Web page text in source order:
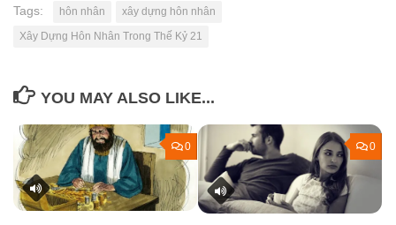
Tags: hôn nhân
xây dựng hôn nhân
Xây Dựng Hôn Nhân Trong Thế Kỷ 21
YOU MAY ALSO LIKE...
0 0